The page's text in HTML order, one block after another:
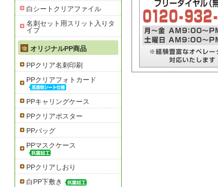
白シートクリアファイル
名刺セット用スリット入りタ
イプ
オリジナルPP商品
PPクリア名刺印刷
PPクリアフォトカード
PPキャリングケース
PPクリアポスター
PPバッグ
PPマスクケース
PPクリアしおり
白PP下敷き